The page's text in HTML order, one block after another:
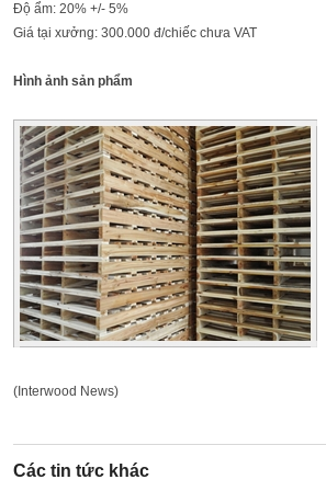
Độ ẩm: 20% +/- 5%
Giá tại xưởng: 300.000 đ/chiếc chưa VAT
Hình ảnh sản phẩm
(Interwood News)
Các tin tức khác